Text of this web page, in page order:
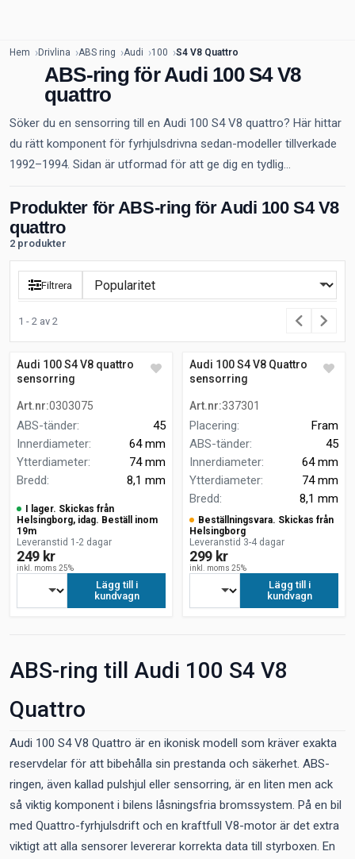
Hem Drivlina ABS ring Audi 100 S4 V8 Quattro
ABS-ring för Audi 100 S4 V8
quattro
Söker du en sensorring till en Audi 100 S4 V8 quattro? Här hittar
du rätt komponent för fyrhjulsdrivna sedan-modeller tillverkade
1992–1994. Sidan är utformad för att ge dig en tydlig...
Produkter för ABS-ring för Audi 100 S4 V8
quattro
2 produkter
Filtrera
1 - 2 av 2
Audi 100 S4 V8 quattro
sensorring
Art.nr:0303075
ABS-tänder:
45
Innerdiameter:
64 mm
Ytterdiameter:
74 mm
Bredd: 8,1 mm
I lager. Skickas från
Helsingborg, idag. Beställ inom
19m
Leveranstid 1-2 dagar
249 kr
inkl. moms 25%
Lägg till i
kundvagn
Audi 100 S4 V8 Quattro
sensorring
Art.nr:337301
Placering:
Fram
ABS-tänder:
45
Innerdiameter:
64 mm
Ytterdiameter:
74 mm
Bredd: 8,1 mm
Beställningsvara. Skickas från
Helsingborg
Leveranstid 3-4 dagar
299 kr
inkl. moms 25%
Lägg till i
kundvagn
ABS-ring till Audi 100 S4 V8
Quattro
Audi 100 S4 V8 Quattro är en ikonisk modell som kräver exakta
reservdelar för att bibehålla sin prestanda och säkerhet. ABS-
ringen, även kallad pulshjul eller sensorring, är en liten men ack
så viktig komponent i bilens låsningsfria bromssystem. På en bil
med Quattro-fyrhjulsdrift och en kraftfull V8-motor är det extra
viktigt att alla sensorer levererar korrekta data till styrboxen. En